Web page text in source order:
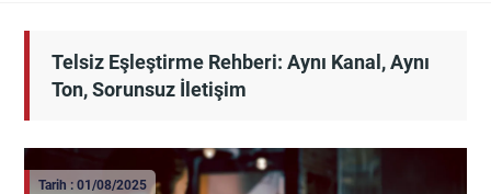
Telsiz Eşleştirme Rehberi: Aynı Kanal, Aynı
Ton, Sorunsuz İletişim
Tarih : 01/08/2025